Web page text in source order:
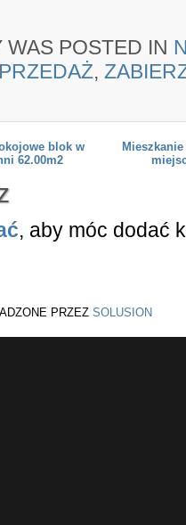
POSTED IN
,
blok w
62.00m2
, aby móc dodać
PRZEZ SOLUSION